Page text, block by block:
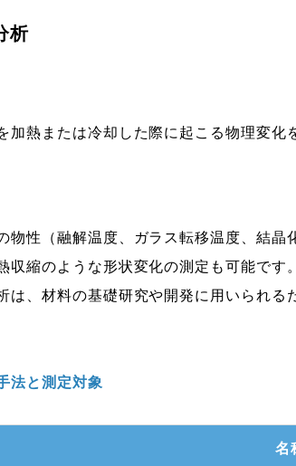
析
熱または冷却した際に起こる物理変化
性（融解温度、ガラス転移温度、結晶
収縮のような形状変化の測定も可能です。
、材料の基礎研究や開発に用いられる
法と測定対象
名